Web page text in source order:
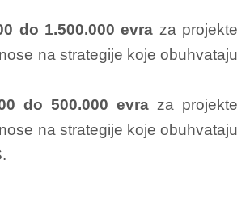
do 1.500.000 evra za projekte
na strategije koje obuhvataju
do 500.000 evra za projekte
na strategije koje obuhvataju